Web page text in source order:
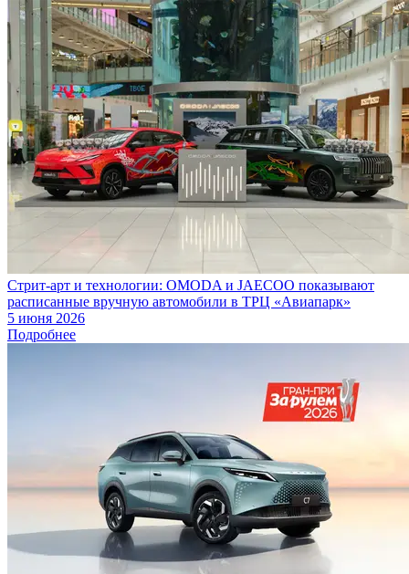
Стрит-арт и технологии: OMODA и JAECOO показывают
расписанные вручную автомобили в ТРЦ «Авиапарк»
5 июня 2026
Подробнее